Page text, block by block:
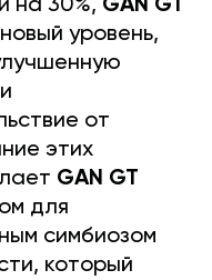
на 30%, GAN GT
уровень,
от
этих
GAN GT
для
симбиозом
который